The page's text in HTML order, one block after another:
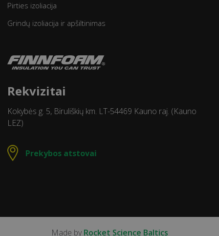
Rekvizitai
Kokybės g. 5, Biruliškių km. LT-54469 Kauno raj. (Kauno
LEZ)
Prekybos atstovai
Pirties izoliacija
Grindų izoliacija ir apšiltinimas
Made by Rocket Science Baltics